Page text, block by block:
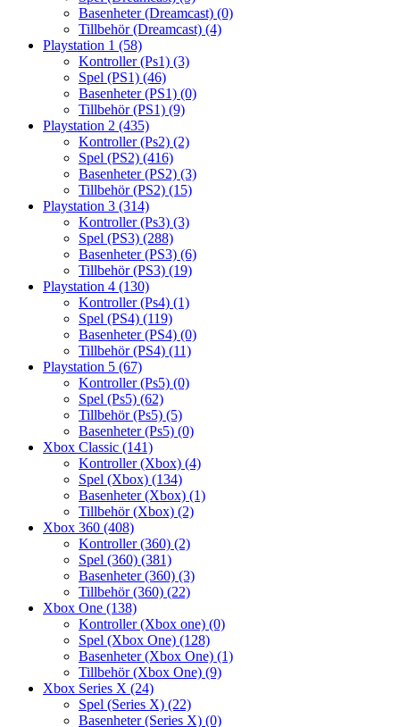
Basenheter (Dreamcast) (0)
Tillbehör (Dreamcast) (4)
Playstation 1 (58)
Kontroller (Ps1) (3)
Spel (PS1) (46)
Basenheter (PS1) (0)
Tillbehör (PS1) (9)
Playstation 2 (435)
Kontroller (Ps2) (2)
Spel (PS2) (416)
Basenheter (PS2) (3)
Tillbehör (PS2) (15)
Playstation 3 (314)
Kontroller (Ps3) (3)
Spel (PS3) (288)
Basenheter (PS3) (6)
Tillbehör (PS3) (19)
Playstation 4 (130)
Kontroller (Ps4) (1)
Spel (PS4) (119)
Basenheter (PS4) (0)
Tillbehör (PS4) (11)
Playstation 5 (67)
Kontroller (Ps5) (0)
Spel (Ps5) (62)
Tillbehör (Ps5) (5)
Basenheter (Ps5) (0)
Xbox Classic (141)
Kontroller (Xbox) (4)
Spel (Xbox) (134)
Basenheter (Xbox) (1)
Tillbehör (Xbox) (2)
Xbox 360 (408)
Kontroller (360) (2)
Spel (360) (381)
Basenheter (360) (3)
Tillbehör (360) (22)
Xbox One (138)
Kontroller (Xbox one) (0)
Spel (Xbox One) (128)
Basenheter (Xbox One) (1)
Tillbehör (Xbox One) (9)
Xbox Series X (24)
Spel (Series X) (22)
Basenheter (Series X) (0)